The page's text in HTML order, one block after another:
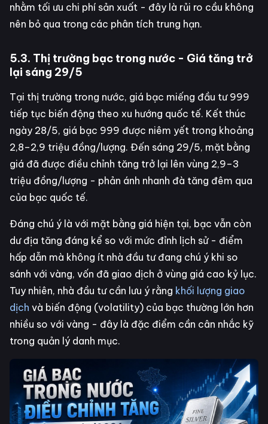
nhằm tối ưu chi phí sản xuất - đây là rủi ro cầu không
nên bỏ qua trong các phân tích trung hạn.
5.3. Thị trường bạc trong nước - Giá tăng trở
lại sáng 29/5
Tại thị trường trong nước, giá bạc miếng đầu tư 999
tiếp tục biến động theo xu hướng quốc tế. Kết thúc
ngày 28/5, giá bạc 999 được niêm yết trong khoảng
2,8–2,9 triệu đồng/lượng. Đến sáng 29/5, mặt bằng
giá đã được điều chỉnh tăng trở lại lên vùng 2,9–3
triệu đồng/lượng - phản ánh nhanh đà tăng đêm qua
của bạc quốc tế.
Đáng chú ý là với mặt bằng giá hiện tại, bạc vẫn còn
dư địa tăng đáng kể so với mức đỉnh lịch sử - điểm
hấp dẫn mà không ít nhà đầu tư đang chú ý khi so
sánh với vàng, vốn đã giao dịch ở vùng giá cao kỷ lục.
Tuy nhiên, nhà đầu tư cần lưu ý rằng khối lượng giao
dịch và biến động (volatility) của bạc thường lớn hơn
nhiều so với vàng - đây là đặc điểm cần cân nhắc kỹ
trong quản lý danh mục.